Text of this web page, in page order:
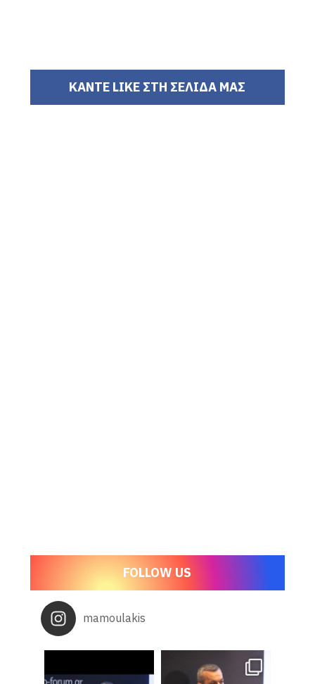
ΚΑΝΤΕ LIKE ΣΤΗ ΣΕΛΙΔΑ ΜΑΣ
mamoulakis
FOLLOW US